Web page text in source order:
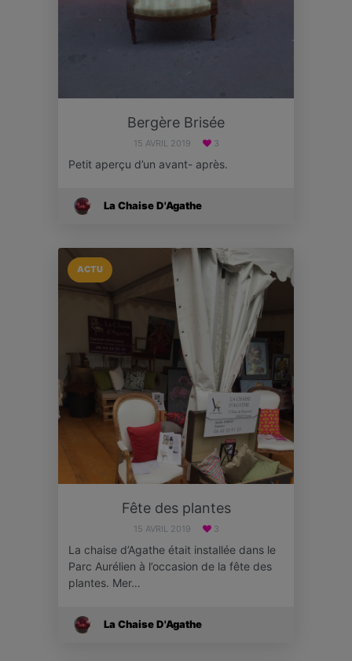
Bergère Brisée
15 AVRIL 2019 3
Petit aperçu d’un avant- après.
La Chaise D'Agathe
ACTU
Fête des plantes
15 AVRIL 2019 3
La chaise d’Agathe était installée dans le
Parc Aurélien à l’occasion de la fête des
plantes. Mer…
La Chaise D'Agathe